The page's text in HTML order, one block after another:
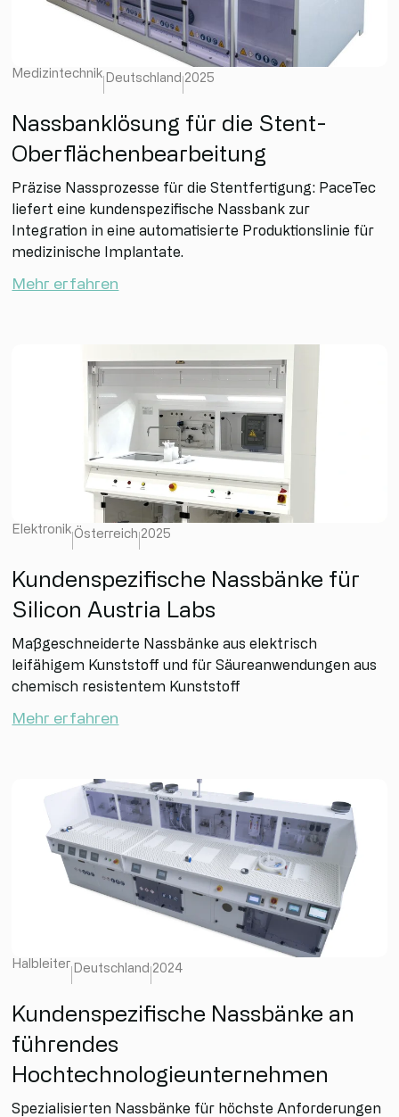
Medizintechnik Deutschland 2025
Nassbanklösung für die Stent-
Oberflächenbearbeitung
Präzise Nassprozesse für die Stentfertigung: PaceTec
liefert eine kundenspezifische Nassbank zur
Integration in eine automatisierte Produktionslinie für
medizinische Implantate.
Mehr erfahren
Elektronik Österreich 2025
Kundenspezifische Nassbänke für
Silicon Austria Labs
Maßgeschneiderte Nassbänke aus elektrisch
leifähigem Kunststoff und für Säureanwendungen aus
chemisch resistentem Kunststoff
Mehr erfahren
Halbleiter Deutschland 2024
Kundenspezifische Nassbänke an
führendes
Hochtechnologieunternehmen
Spezialisierten Nassbänke für höchste Anforderungen